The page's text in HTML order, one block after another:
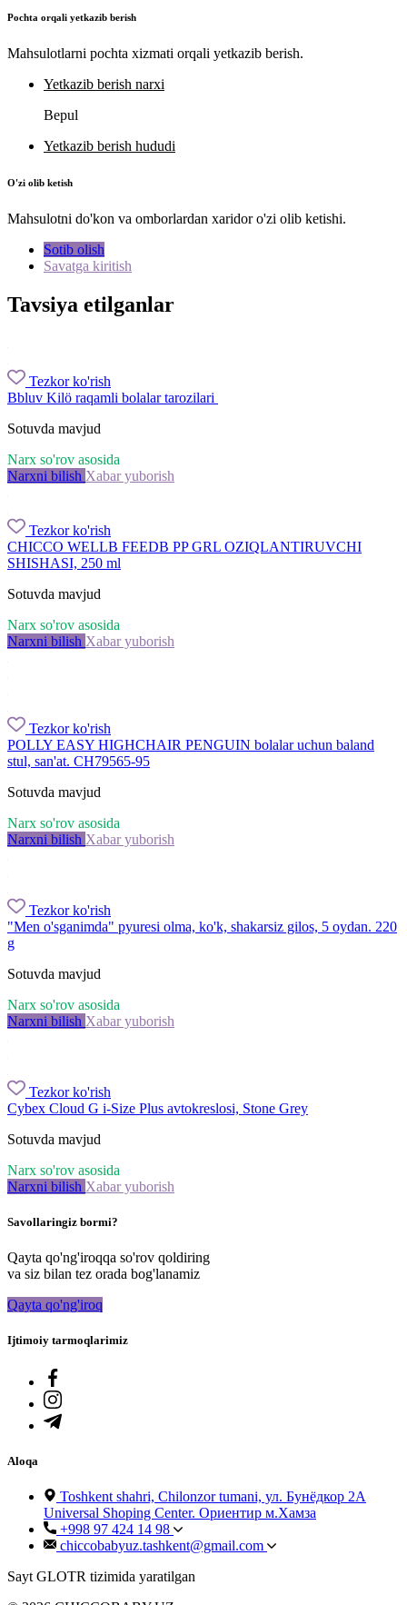
Pochta orqali yetkazib berish
Mahsulotlarni pochta xizmati orqali yetkazib berish.
Yetkazib berish narxi
Bepul
Yetkazib berish hududi
O'zi olib ketish
Mahsulotni do'kon va omborlardan xaridor o'zi olib ketishi.
Sotib olish
Savatga kiritish
Tavsiya etilganlar
Tezkor ko'rish
Bbluv Kilö raqamli bolalar tarozilari
Sotuvda mavjud
Narx so'rov asosida
Narxni bilish Xabar yuborish
Tezkor ko'rish
CHICCO WELLB FEEDB PP GRL OZIQLANTIRUVCHI
SHISHASI, 250 ml
Sotuvda mavjud
Narx so'rov asosida
Narxni bilish Xabar yuborish
Tezkor ko'rish
POLLY EASY HIGHCHAIR PENGUIN bolalar uchun baland
stul, san'at. CH79565-95
Sotuvda mavjud
Narx so'rov asosida
Narxni bilish Xabar yuborish
Tezkor ko'rish
"Men o'sganimda" pyuresi olma, ko'k, shakarsiz gilos, 5 oydan. 220
g
Sotuvda mavjud
Narx so'rov asosida
Narxni bilish Xabar yuborish
Tezkor ko'rish
Cybex Cloud G i-Size Plus avtokreslosi, Stone Grey
Sotuvda mavjud
Narx so'rov asosida
Narxni bilish Xabar yuborish
Savollaringiz bormi?
Qayta qo'ng'iroqqa so'rov qoldiring
va siz bilan tez orada bog'lanamiz
Qayta qo'ng'iroq
Ijtimoiy tarmoqlarimiz
Aloqa
Toshkent shahri, Chilonzor tumani, ул. Бунёдкор 2А
Universal Shoping Center. Ориентир м.Хамза
+998 97 424 14 98
chiccobabyuz.tashkent@gmail.com
Sayt GLOTR tizimida yaratilgan